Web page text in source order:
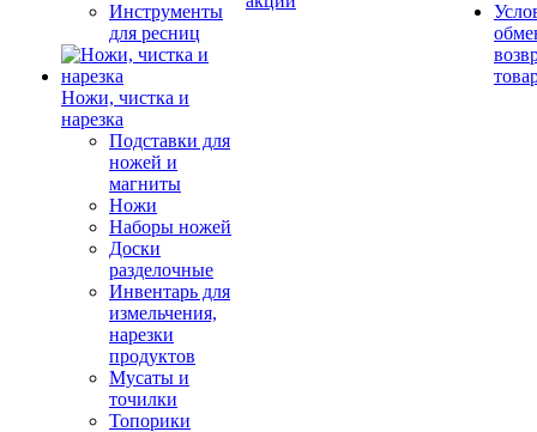
Инструменты
для ресниц
Ножи, чистка и
нарезка
Подставки для
ножей и
магниты
Ножи
Наборы ножей
Доски
разделочные
Инвентарь для
измельчения,
нарезки
продуктов
Мусаты и
точилки
Топорики